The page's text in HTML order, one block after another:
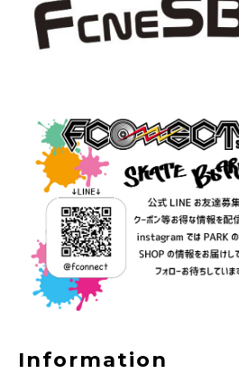
Information